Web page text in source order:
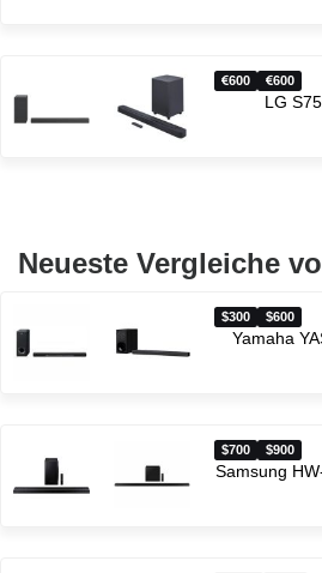
600 600
LG
Neueste Vergleiche
$300 $600
Yamaha
$700 $900
Samsung